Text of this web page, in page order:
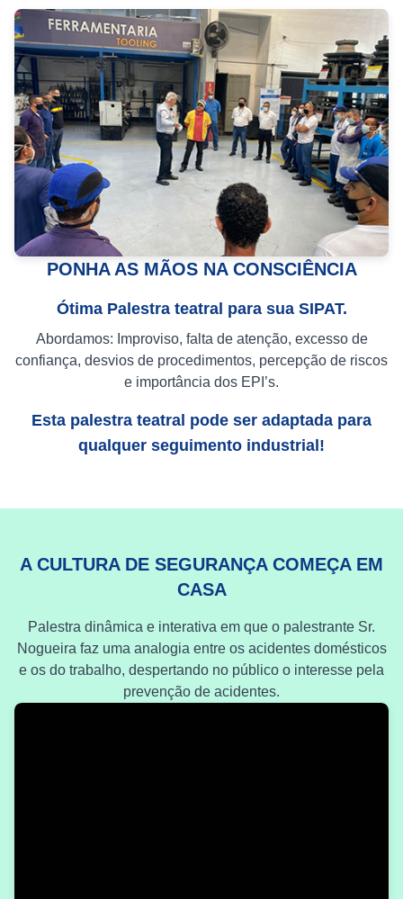
PONHA AS MÃOS NA CONSCIÊNCIA
Ótima Palestra teatral para sua SIPAT.
Abordamos: Improviso, falta de atenção, excesso de
confiança, desvios de procedimentos, percepção de riscos
e importância dos EPI’s.
Esta palestra teatral pode ser adaptada para
qualquer seguimento industrial!
A CULTURA DE SEGURANÇA COMEÇA EM
CASA
Palestra dinâmica e interativa em que o palestrante Sr.
Nogueira faz uma analogia entre os acidentes domésticos
e os do trabalho, despertando no público o interesse pela
prevenção de acidentes.